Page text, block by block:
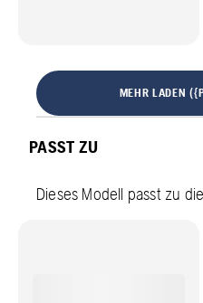
MEHR LADEN
PASST ZU
Dieses Modell passt zu